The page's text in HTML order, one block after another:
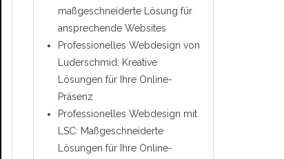
maßgeschneiderte Lösung für
ansprechende Websites
Professionelles Webdesign von
Luderschmid: Kreative
Lösungen für Ihre Online-
Präsenz
Professionelles Webdesign mit
LSC: Maßgeschneiderte
Lösungen für Ihre Online-